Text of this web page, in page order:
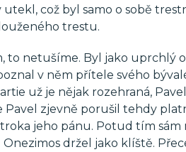
což byl samo o sobě
trestu.
to netušíme. Byl jako uprchlý
v něm přítele svého
už je nějak rozehraná,
zjevně porušil tehdy
jeho pánu. Potud tím sám
držel jako klíště.